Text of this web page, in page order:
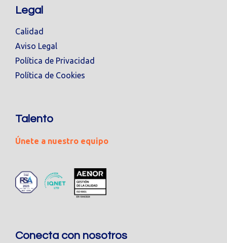
Legal
Calidad
Aviso Legal
Política de Privacidad
Política de Cookies
Talento
Únete a nuestro equipo
Conecta con nosotros